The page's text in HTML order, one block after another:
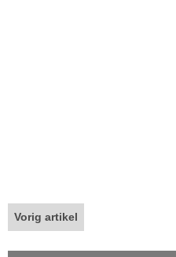
Vorig artikel